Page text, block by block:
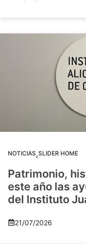
NOTICIAS,SLIDER HOME
Patrimonio,
este año las
del Instituto
21/07/2026